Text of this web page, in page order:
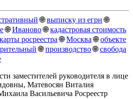
🌐выписку из егрн🌐
🌐Иваново🌐кадастровая стоимость
карты росреестра🌐Москва🌐объекте
🌐производство🌐свобода
заместителей руководителя в лице
Матевосян Виталия
Васильевича Росреестр